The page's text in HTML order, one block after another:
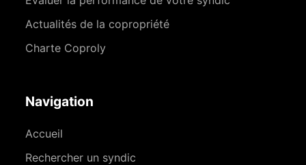
Actualités de la copropriété
Charte Coproly
Navigation
Accueil
Rechercher un syndic